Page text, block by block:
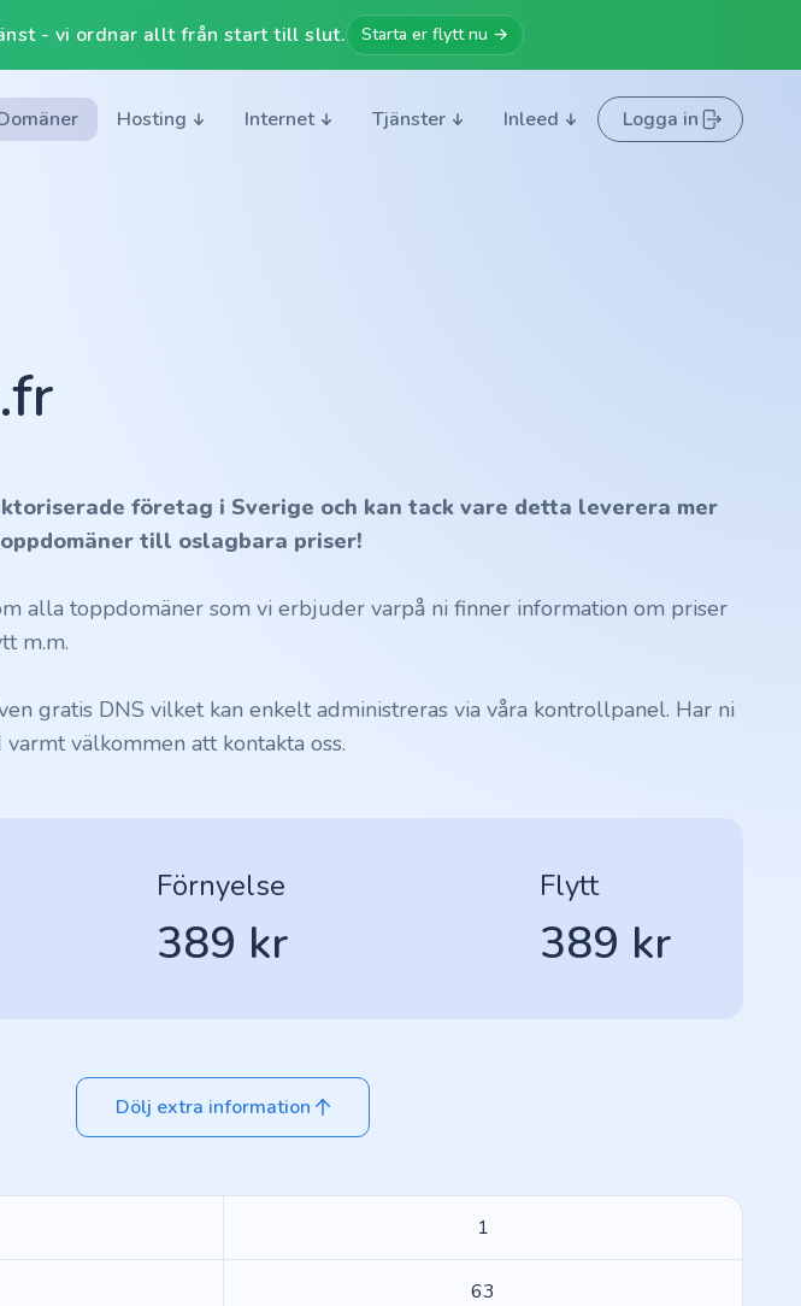
- vi ordnar allt från start till slut. Starta er flytt nu →
Hosting Internet Tjänster Inleed Logga in
företag i Sverige och kan tack vare detta leverera mer
till oslagbara priser!
alla toppdomäner som vi erbjuder varpå ni finner information om priser
m.m.
gratis DNS vilket kan enkelt administreras via våra kontrollpanel. Har ni
välkommen att kontakta oss.
Förnyelse
389 kr
Flytt
389 kr
Dölj extra information
1
63